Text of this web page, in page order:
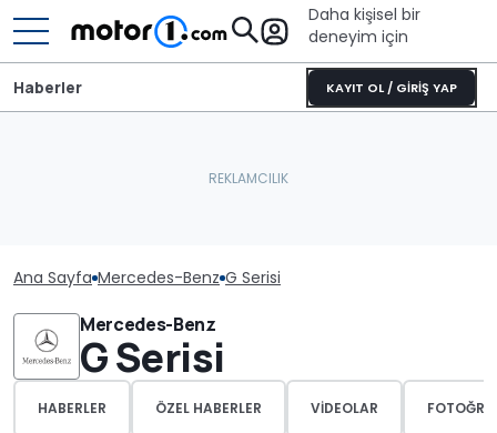
Daha kişisel bir
deneyim için
KAYIT OL / GİRİŞ YAP
Haberler
Ana Sayfa Mercedes-Benz G Serisi
Mercedes-Benz
G Serisi
HABERLER ÖZEL HABERLER VIDEOLAR